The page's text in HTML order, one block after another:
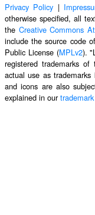
Privacy Policy |
otherwise specified, all
the Creative Commons
include the source code
Public License (MPLv2).
registered trademarks
actual use as
and icons are also
explained in our